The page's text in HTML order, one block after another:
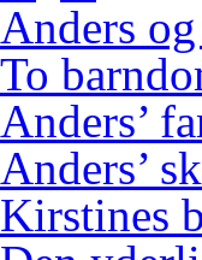
Anders
To
Anders’
Anders’
Kirstines